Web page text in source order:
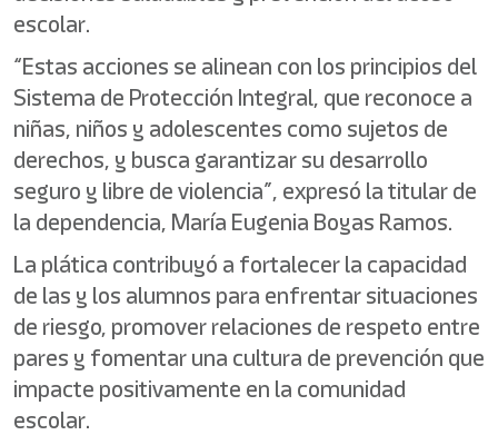
escolar.
“Estas acciones se alinean con los principios del
Sistema de Protección Integral, que reconoce a
niñas, niños y adolescentes como sujetos de
derechos, y busca garantizar su desarrollo
seguro y libre de violencia”, expresó la titular de
la dependencia, María Eugenia Boyas Ramos.
La plática contribuyó a fortalecer la capacidad
de las y los alumnos para enfrentar situaciones
de riesgo, promover relaciones de respeto entre
pares y fomentar una cultura de prevención que
impacte positivamente en la comunidad
escolar.